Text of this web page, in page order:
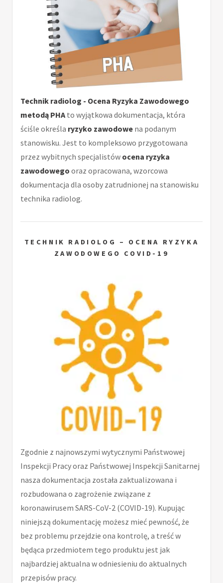
Technik radiolog - Ocena Ryzyka Zawodowego
metodą PHA to wyjątkowa dokumentacja, która
ściśle określa ryzyko zawodowe na podanym
stanowisku. Jest to kompleksowo przygotowana
przez wybitnych specjalistów ocena ryzyka
zawodowego oraz opracowana, wzorcowa
dokumentacja dla osoby zatrudnionej na stanowisku
technika radiolog.
TECHNIK RADIOLOG – OCENA RYZYKA
ZAWODOWEGO COVID-19
Zgodnie z najnowszymi wytycznymi Państwowej
Inspekcji Pracy oraz Państwowej Inspekcji Sanitarnej
nasza dokumentacja została zaktualizowana i
rozbudowana o zagrożenie związane z
koronawirusem SARS-CoV-2 (COVID-19). Kupując
niniejszą dokumentację możesz mieć pewność, że
bez problemu przejdzie ona kontrolę, a treść w
będąca przedmiotem tego produktu jest jak
najbardziej aktualna w odniesieniu do aktualnych
przepisów pracy.